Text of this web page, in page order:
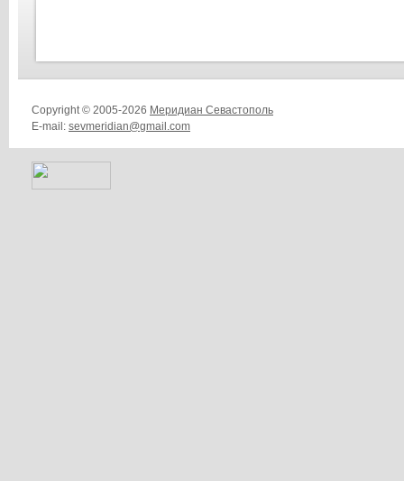
Copyright © 2005-2026 Меридиан Севастополь
E-mail: sevmeridian@gmail.com